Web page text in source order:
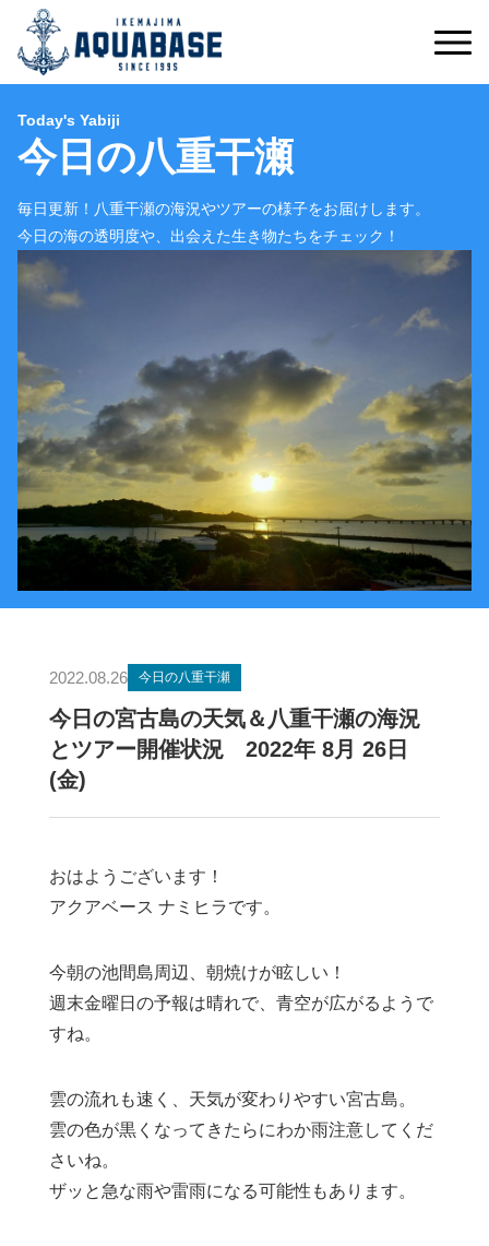
Today's Yabiji
今日の八重干瀬
毎日更新！八重干瀬の海況やツアーの様子をお届けします。
今日の海の透明度や、出会えた生き物たちをチェック！
2022.08.26 今日の八重干瀬
今日の宮古島の天気＆八重干瀬の海況
とツアー開催状況 2022年 8月 26日
(金)
おはようございます！
アクアベース ナミヒラです。
今朝の池間島周辺、朝焼けが眩しい！
週末金曜日の予報は晴れで、青空が広がるようで
すね。
雲の流れも速く、天気が変わりやすい宮古島。
雲の色が黒くなってきたらにわか雨注意してくだ
さいね。
ザッと急な雨や雷雨になる可能性もあります。